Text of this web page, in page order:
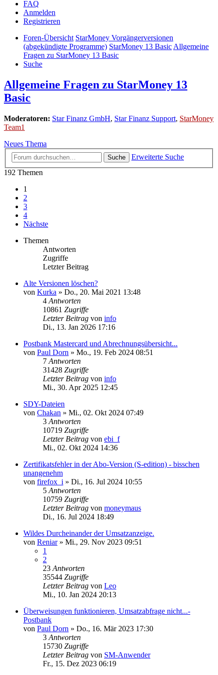
FAQ
Anmelden
Registrieren
Foren-Übersicht StarMoney Vorgängerversionen
(abgekündigte Programme) StarMoney 13 BasicAllgemeine
Fragen zu StarMoney 13 Basic
Suche
Allgemeine Fragen zu StarMoney 13
Basic
Moderatoren: Star Finanz GmbH, Star Finanz Support, StarMoney
Team1
Neues Thema
Suche
Erweiterte Suche
192 Themen
1
2
3
4
Nächste
Themen
Antworten
Zugriffe
Letzter Beitrag
Alte Versionen löschen?
von Kurka » Do., 20. Mai 2021 13:48
4 Antworten
10861 Zugriffe
Letzter Beitrag von info
Di., 13. Jan 2026 17:16
Postbank Mastercard und Abrechnungsübersicht...
von Paul Dorn » Mo., 19. Feb 2024 08:51
7 Antworten
31428 Zugriffe
Letzter Beitrag von info
Mi., 30. Apr 2025 12:45
SDY-Dateien
von Chakan » Mi., 02. Okt 2024 07:49
3 Antworten
10719 Zugriffe
Letzter Beitrag von ebi_f
Mi., 02. Okt 2024 14:36
Zertifikatsfehler in der Abo-Version (S-edition) - bisschen
unangenehm
von firefox_i » Di., 16. Jul 2024 10:55
5 Antworten
10759 Zugriffe
Letzter Beitrag von moneymaus
Di., 16. Jul 2024 18:49
Wildes Durcheinander der Umsatzanzeige.
von Reniar» Mi., 29. Nov 2023 09:51
1
2
23 Antworten
35544 Zugriffe
Letzter Beitrag von Leo
Mi., 10. Jan 2024 20:13
Überweisungen funktionieren, Umsatzabfrage nicht...-
Postbank
von Paul Dorn » Do., 16. Mär 2023 17:30
3 Antworten
15730 Zugriffe
Letzter Beitrag von SM-Anwender
Fr., 15. Dez 2023 06:19